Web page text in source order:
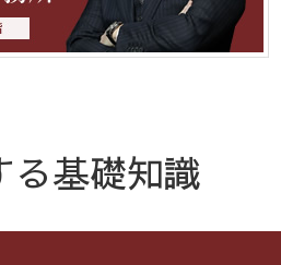
る基礎知識